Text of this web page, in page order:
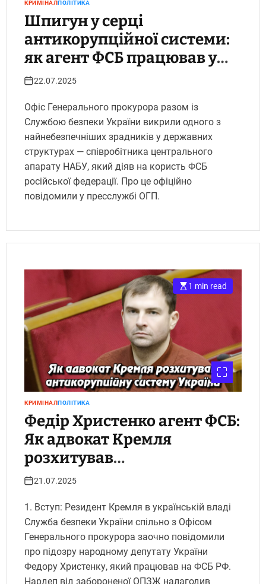
КРИМІНАЛПОЛІТИКА
Шпигун у серці
антикорупційної системи:
як агент ФСБ працював у
НАБУ. Укрінфопрес.
22.07.2025
Офіс Генерального прокурора разом із
Службою безпеки України викрили одного з
найнебезпечніших зрадників у державних
структурах — співробітника центрального
апарату НАБУ, який діяв на користь ФСБ
російської федерації. Про це офіційно
повідомили у пресслужбі ОГП.
1 min read
КРИМІНАЛПОЛІТИКА
Федір Христенко агент ФСБ:
Як адвокат Кремля
розхитував
антикорупційну систему
21.07.2025
1. Вступ: Резидент Кремля в українській владі
Служба безпеки України спільно з Офісом
Генерального прокурора заочно повідомили
про підозру народному депутату України
Федору Христенку, який працював на ФСБ РФ.
Нардеп від забороненої ОПЗЖ налагодив